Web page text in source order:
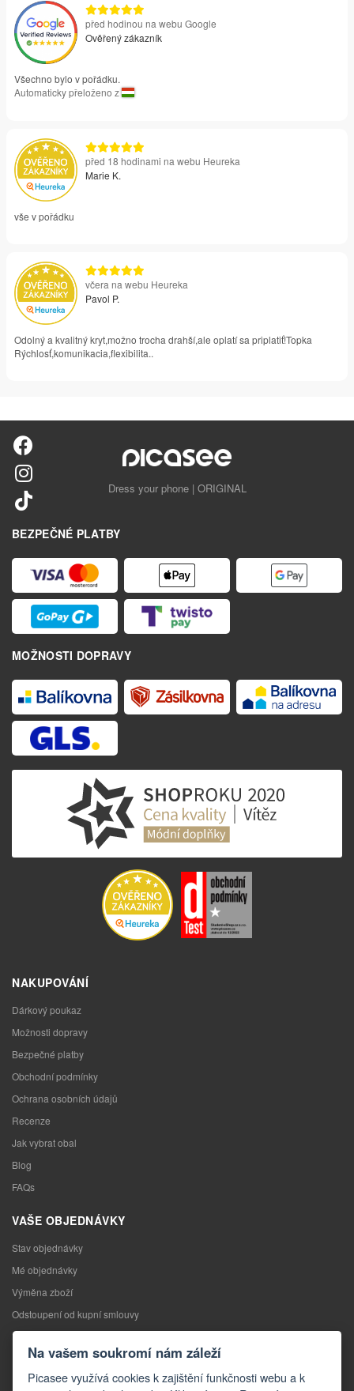
před hodinou na webu Google
Ověřený zákazník
Všechno bylo v pořádku.
Automaticky přeloženo z
před 18 hodinami na webu Heureka
Marie K.
vše v pořádku
včera na webu Heureka
Pavol P.
Odolný a kvalitný kryt,možno trocha drahší,ale oplatí sa priplatiť!Topka
Rýchlosť,komunikacia,flexibilita..
Dress your phone | ORIGINAL
BEZPEČNÉ PLATBY
MOŽNOSTI DOPRAVY
NAKUPOVÁNÍ
Dárkový poukaz
Možnosti dopravy
Bezpečné platby
Obchodní podmínky
Ochrana osobních údajů
Recenze
Jak vybrat obal
Blog
FAQs
VAŠE OBJEDNÁVKY
Stav objednávky
Mé objednávky
Výměna zboží
Odstoupení od kupní smlouvy
Reklamace
Na vašem soukromí nám záleží
Picasee využívá cookies k zajištění funkčnosti webu a k